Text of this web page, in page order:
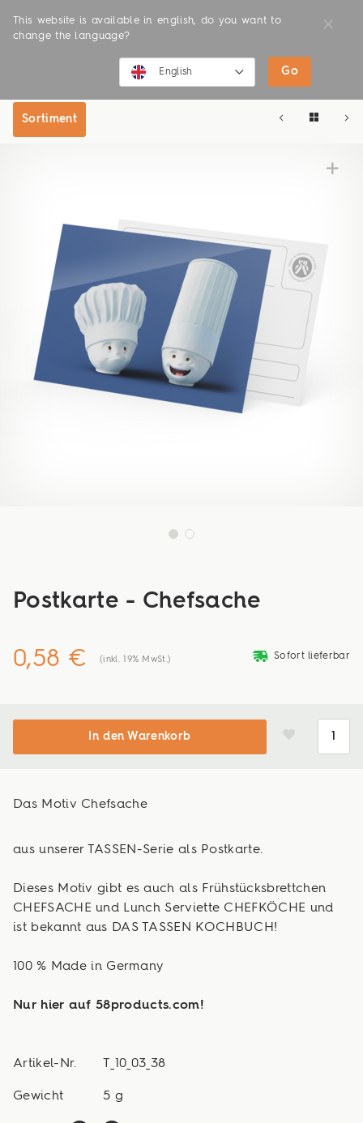
This website is available in english, do you want to
change the language?
English Go
ONLINE SHOP
Sortiment
Postkarte - Chefsache
0,58 € (inkl. 19% MwSt.) deliveryvan Sofort lieferbar
In den Warenkorb
Das Motiv Chefsache
aus unserer TASSEN-Serie als Postkarte.
Dieses Motiv gibt es auch als Frühstücksbrettchen
CHEFSACHE und Lunch Serviette CHEFKÖCHE und
ist bekannt aus DAS TASSEN KOCHBUCH!
100 % Made in Germany
Nur hier auf 58products.com!
Artikel-Nr. T_10_03_38
Gewicht 5 g